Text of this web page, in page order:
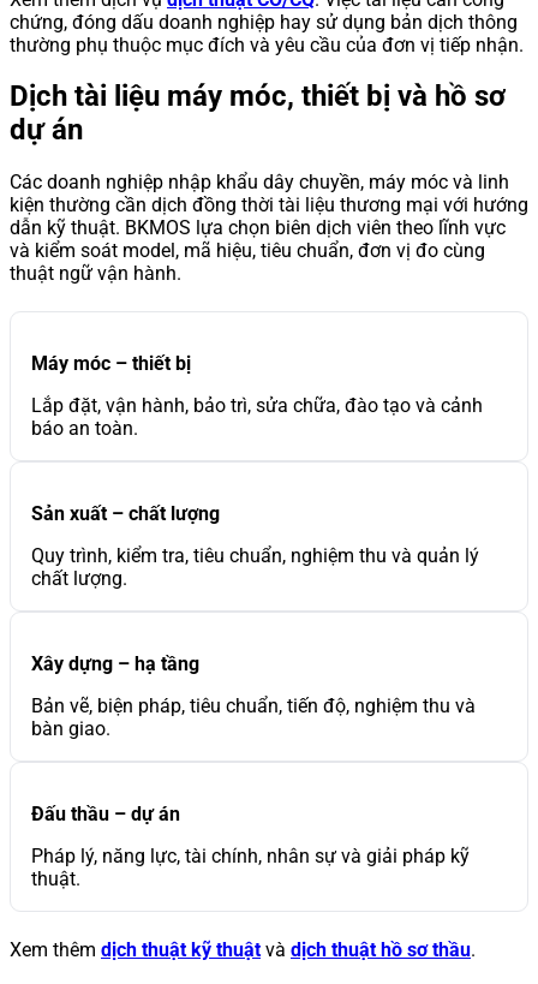
chứng, đóng dấu doanh nghiệp hay sử dụng bản dịch thông
thường phụ thuộc mục đích và yêu cầu của đơn vị tiếp nhận.
Dịch tài liệu máy móc, thiết bị và hồ sơ
dự án
Các doanh nghiệp nhập khẩu dây chuyền, máy móc và linh
kiện thường cần dịch đồng thời tài liệu thương mại với hướng
dẫn kỹ thuật. BKMOS lựa chọn biên dịch viên theo lĩnh vực
và kiểm soát model, mã hiệu, tiêu chuẩn, đơn vị đo cùng
thuật ngữ vận hành.
Máy móc – thiết bị
Lắp đặt, vận hành, bảo trì, sửa chữa, đào tạo và cảnh
báo an toàn.
Sản xuất – chất lượng
Quy trình, kiểm tra, tiêu chuẩn, nghiệm thu và quản lý
chất lượng.
Xây dựng – hạ tầng
Bản vẽ, biện pháp, tiêu chuẩn, tiến độ, nghiệm thu và
bàn giao.
Đấu thầu – dự án
Pháp lý, năng lực, tài chính, nhân sự và giải pháp kỹ
thuật.
Xem thêm dịch thuật kỹ thuật và dịch thuật hồ sơ thầu.